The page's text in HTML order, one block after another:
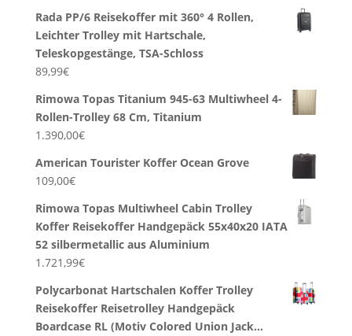
Rada PP/6 Reisekoffer mit 360° 4 Rollen,
Leichter Trolley mit Hartschale,
Teleskopgestänge, TSA-Schloss
89,99€
Rimowa Topas Titanium 945-63 Multiwheel 4-
Rollen-Trolley 68 Cm, Titanium
1.390,00€
American Tourister Koffer Ocean Grove
109,00€
Rimowa Topas Multiwheel Cabin Trolley
Koffer Reisekoffer Handgepäck 55x40x20 IATA
52 silbermetallic aus Aluminium
1.721,99€
Polycarbonat Hartschalen Koffer Trolley
Reisekoffer Reisetrolley Handgepäck
Boardcase RL (Motiv Colored Union Jack…